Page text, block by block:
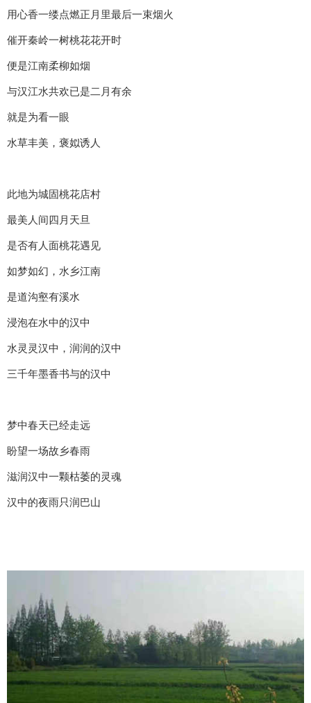
用心香一缕点燃正月里最后一束烟火
催开秦岭一树桃花花开时
便是江南柔柳如烟
与汉江水共欢已是二月有余
就是为看一眼
水草丰美，褒姒诱人
此地为城固桃花店村
最美人间四月天旦
是否有人面桃花遇见
如梦如幻，水乡江南
是道沟壑有溪水
浸泡在水中的汉中
水灵灵汉中，润润的汉中
三千年墨香书与的汉中
梦中春天已经走远
盼望一场故乡春雨
滋润汉中一颗枯萎的灵魂
汉中的夜雨只润巴山